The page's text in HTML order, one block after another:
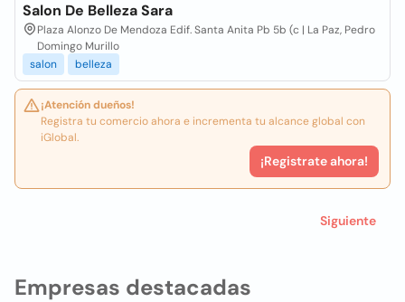
Empresas destacadas
Salon De Belleza Sara
Plaza Alonzo De Mendoza Edif. Santa Anita Pb 5b (c | La Paz, Pedro
Domingo Murillo
salon
belleza
¡Atención dueños!
Registra tu comercio ahora e incrementa tu alcance global con
iGlobal.
¡Registrate ahora!
Siguiente